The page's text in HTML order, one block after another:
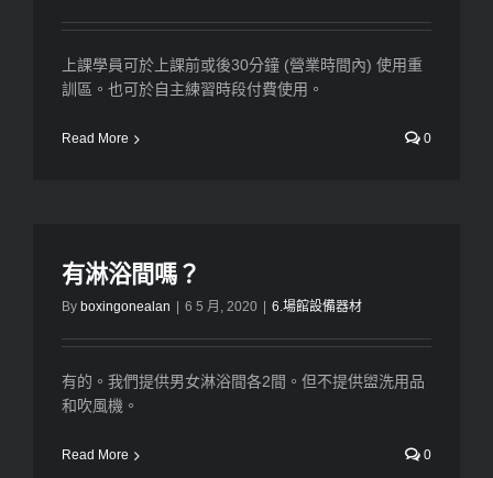
上課學員可於上課前或後30分鐘 (營業時間內) 使用重
訓區。也可於自主練習時段付費使用。
Read More 0
有淋浴間嗎？
By boxingonealan 6 5 月, 2020 6.場館設備器材
有的。我們提供男女淋浴間各2間。但不提供盥洗用品
和吹風機。
Read More 0